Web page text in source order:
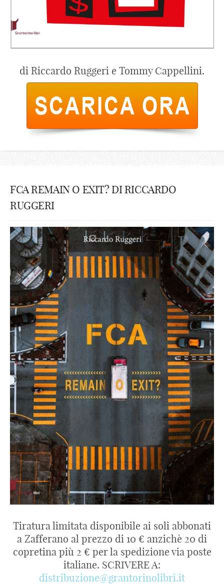
di Riccardo Ruggeri e Tommy Cappellini.
FCA REMAIN O EXIT? DI RICCARDO
RUGGERI
Tiratura limitata disponibile ai soli abbonati
a Zafferano al prezzo di 10 € anzichè 20 di
copretina più 2 € per la spedizione via poste
italiane. SCRIVERE A:
distribuzione@grantorinolibri.it